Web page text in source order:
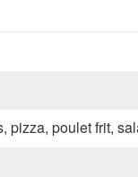
pizza, poulet frit,